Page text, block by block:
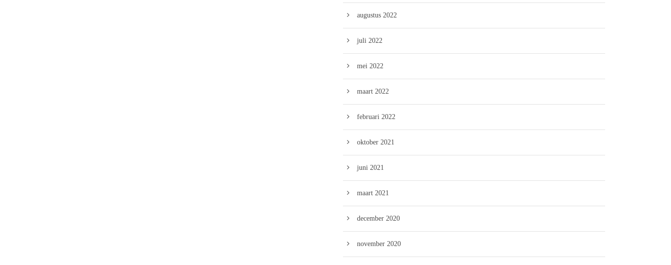
augustus 2022
juli 2022
mei 2022
maart 2022
februari 2022
oktober 2021
juni 2021
maart 2021
december 2020
november 2020